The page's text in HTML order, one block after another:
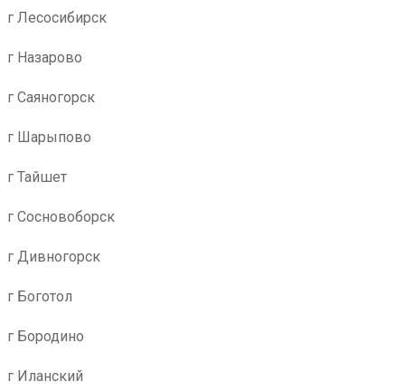
г Лесосибирск
г Назарово
г Саяногорск
г Шарыпово
г Тайшет
г Сосновоборск
г Дивногорск
г Боготол
г Бородино
г Иланский